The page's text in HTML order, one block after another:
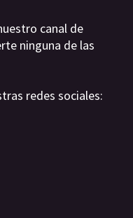
canal de
ninguna de las
redes sociales: